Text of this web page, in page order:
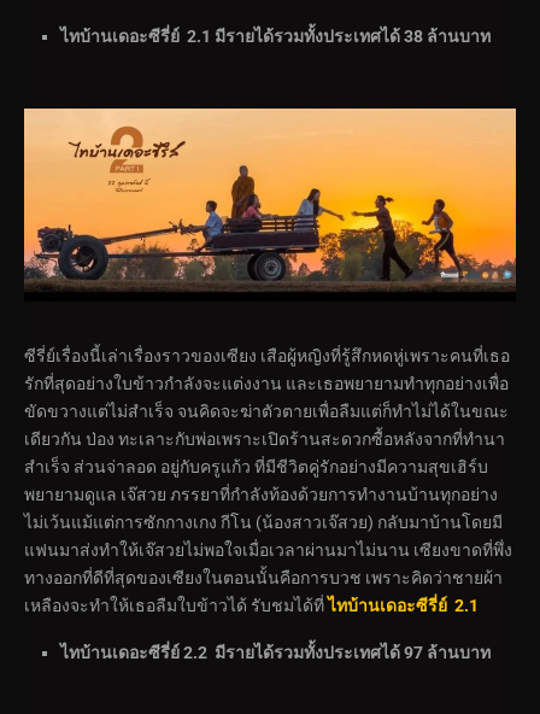
ไทบ้านเดอะซีรี่ย์ 2.1 มีรายได้รวมทั้งประเทศได้ 38 ล้านบาท
ซีรี่ย์เรื่องนี้เล่าเรื่องราวของเซียง เสือผู้หญิงที่รู้สึกหดหู่เพราะคนที่เธอ
รักที่สุดอย่างใบข้าวกำลังจะแต่งงาน และเธอพยายามทำทุกอย่างเพื่อ
ขัดขวางแต่ไม่สำเร็จ จนคิดจะฆ่าตัวตายเพื่อลืมแต่ก็ทำไม่ได้ในขณะ
เดียวกัน ป่อง ทะเลาะกับพ่อเพราะเปิดร้านสะดวกซื้อหลังจากที่ทำนา
สำเร็จ ส่วนจ่าลอด อยู่กับครูแก้ว ที่มีชีวิตคู่รักอย่างมีความสุขเฮิร์บ
พยายามดูแล เจ๊สวย ภรรยาที่กำลังท้องด้วยการทำงานบ้านทุกอย่าง
ไม่เว้นแม้แต่การซักกางเกง กีโน (น้องสาวเจ๊สวย) กลับมาบ้านโดยมี
แฟนมาส่งทำให้เจ๊สวยไม่พอใจเมื่อเวลาผ่านมาไม่นาน เซียงขาดที่พึ่ง
ทางออกที่ดีที่สุดของเซียงในตอนนั้นคือการบวช เพราะคิดว่าชายผ้า
เหลืองจะทำให้เธอลืมใบข้าวได้ รับชมได้ที่ไทบ้านเดอะซีรี่ย์ 2.1
ไทบ้านเดอะซีรี่ย์ 2.2 มีรายได้รวมทั้งประเทศได้ 97 ล้านบาท